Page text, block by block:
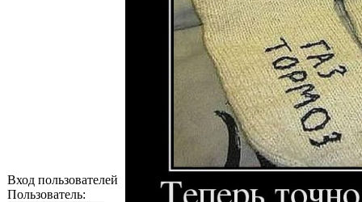
Вход пользователей
Пользователь: